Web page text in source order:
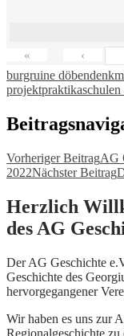
« ‹
burgruine döben
projektpraktikaschulen
Vorheriger BeitragAG
2022Nächster Beitrag
Herzlich
des AG
Der AG Geschichte
Geschichte des
hervorgegangener
Wir haben es uns zur
Regionalgeschichte